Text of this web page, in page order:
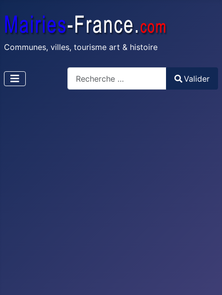
Communes, villes, tourisme art & histoire
Valider